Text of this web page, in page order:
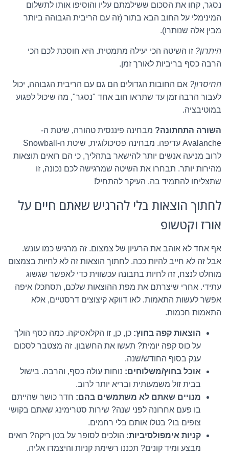
נסגר, קחו את הסכום ששילמתם עליו והוסיפו אותו לתשלום
המינימלי על החוב הבא בתור (זה עם הריבית הגבוהה ביותר
מבין אלה שנותרו).
היתרון? זו השיטה הכי יעילה מתמטית. היא חוסכת לכם הכי
הרבה כסף בריביות לאורך זמן.
החיסרון? אם החובות הגדולים הם גם עם הריבית הגבוהה, יכול
לעבור הרבה זמן עד שתראו חוב אחד "נסגר", מה שיכול לפגוע
במוטיבציה.
השורה התחתונה? מבחינה פיננסית טהורה, שיטת ה-
Avalanche עדיפה. מבחינה פסיכולוגית, שיטת ה-Snowball
לרוב מניעה אנשים יותר להישאר בתהליך, כי הם רואים תוצאות
מהירות יותר. תבחרו את השיטה שמרגישה לכם נכונה, זו
שתצליחו להתמיד בה. העיקר להתחיל!
לחתוך הוצאות בלי להרגיש שאתם חיים על
אורז וקטשופ
אף אחד לא אוהב את הרעיון של צמצום. זה מרגיש כמו עונש.
אבל זה לא חייב להיות ככה. לחתוך הוצאות זה לא לחיות בצמצום
מוחלט לנצח, זה לחיות בתבונה עכשווית כדי לאפשר שגשוג
עתידי. אחרי שיצרתם את מפת ההוצאות שלכם, תסתכלו איפה
אפשר לעשות התאמות. לאו דווקא קיצוצים דרסטיים, אלא
התאמות חכמות.
הוצאות קפה בחוץ: כן, כן, זו הקלאסיקה. כמה כסף הולך
על כוס קפה יומית? תעשו את החשבון. זה מצטבר לסכום
ענק בסוף החודש/שנה.
אוכל בחוץ/משלוחים: נוחות עולה כסף, והרבה. בישול
בבית זול משמעותית ובריא יותר לרוב.
מנויים שאתם לא משתמשים בהם: חדר כושר שהייתם
בו פעם אחרונה לפני שנה? שירות סטרימינג שאתם בקושי
צופים בו? בטלו אותם בלי רחמים.
קניות אימפולסיביות: הולכים לסופר על בטן ריקה? רואים
מבצע ומיד קונים? תכננו רשימת קניות והיצמדו אליה.